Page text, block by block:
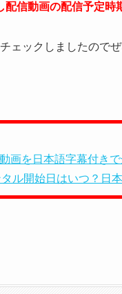
配信動画の配信予定時
ェックしましたので
画を日本語字幕付き
ル開始日はいつ？日